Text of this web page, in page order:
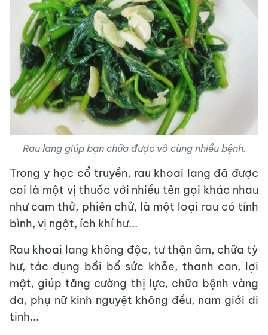
Rau lang giúp bạn chữa được vô cùng nhiều bệnh.
Trong y học cổ truyền, rau khoai lang đã được
coi là một vị thuốc với nhiều tên gọi khác nhau
như cam thử, phiên chử, là một loại rau có tính
bình, vị ngột, ích khí hư...
Rau khoai lang không độc, tư thận âm, chữa tỳ
hư, tác dụng bồi bổ sức khỏe, thanh can, lợi
mật, giúp tăng cường thị lực, chữa bệnh vàng
da, phụ nữ kinh nguyệt không đều, nam giới di
tinh...